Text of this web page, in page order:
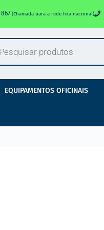
867 (Chamada para a rede fixa nacional)
EQUIPAMENTOS OFICINAIS